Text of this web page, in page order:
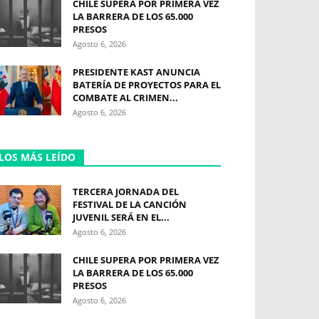
CHILE SUPERA POR PRIMERA VEZ
LA BARRERA DE LOS 65.000
PRESOS
Agosto 6, 2026
PRESIDENTE KAST ANUNCIA
BATERÍA DE PROYECTOS PARA EL
COMBATE AL CRIMEN...
Agosto 6, 2026
MÁS LEÍDO
TERCERA JORNADA DEL
FESTIVAL DE LA CANCIÓN
JUVENIL SERÁ EN EL...
Agosto 6, 2026
CHILE SUPERA POR PRIMERA VEZ
LA BARRERA DE LOS 65.000
PRESOS
Agosto 6, 2026